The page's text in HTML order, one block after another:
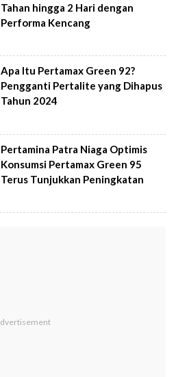
Tahan hingga 2 Hari dengan
Performa Kencang
Apa Itu Pertamax Green 92?
Pengganti Pertalite yang Dihapus
Tahun 2024
Pertamina Patra Niaga Optimis
Konsumsi Pertamax Green 95
Terus Tunjukkan Peningkatan